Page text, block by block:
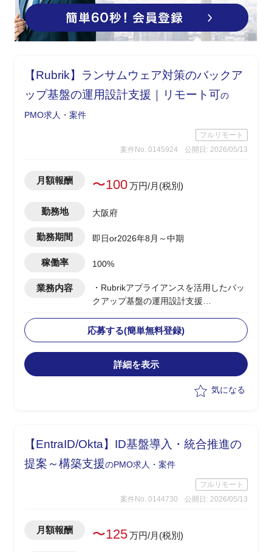
【Rubrik】ランサムウェア対策のバックア
ップ基盤の運用設計支援｜リモート可の
PMO求人・案件
フルリモート
案件No. 0145924
公開日: 2026/05/13
月額報酬 〜100万円/月(税別)
勤務地 大阪府
勤務期間 即日or2026年8月～中期
稼働率 100%
業務内容
・Rubrikアプライアンスを活用したバッ
クアップ基盤の運用設計支援
・バックアップ基盤の運用設計、運用フ
ロー策定
・ランサムウェア発災時の対応手順、イ
ンシデントレスポンス設計
応募する(簡単無料登録)
詳細を表示
気になる
【EntraID/Okta】ID基盤導入・統合推進の
提案～構築支援のPMO求人・案件
フルリモート
案件No. 0144730
公開日: 2026/05/13
月額報酬 〜125万円/月(税別)